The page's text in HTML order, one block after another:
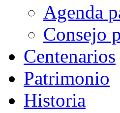
Agenda
Consejo
Centenarios
Patrimonio
Historia